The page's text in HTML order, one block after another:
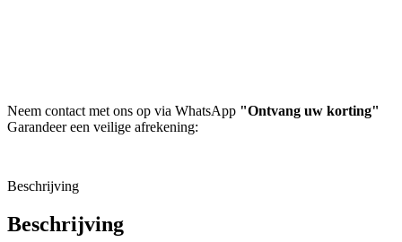
Neem contact met ons op via WhatsApp "Ontvang uw korting"
Garandeer een veilige afrekening:
Beschrijving
Beschrijving